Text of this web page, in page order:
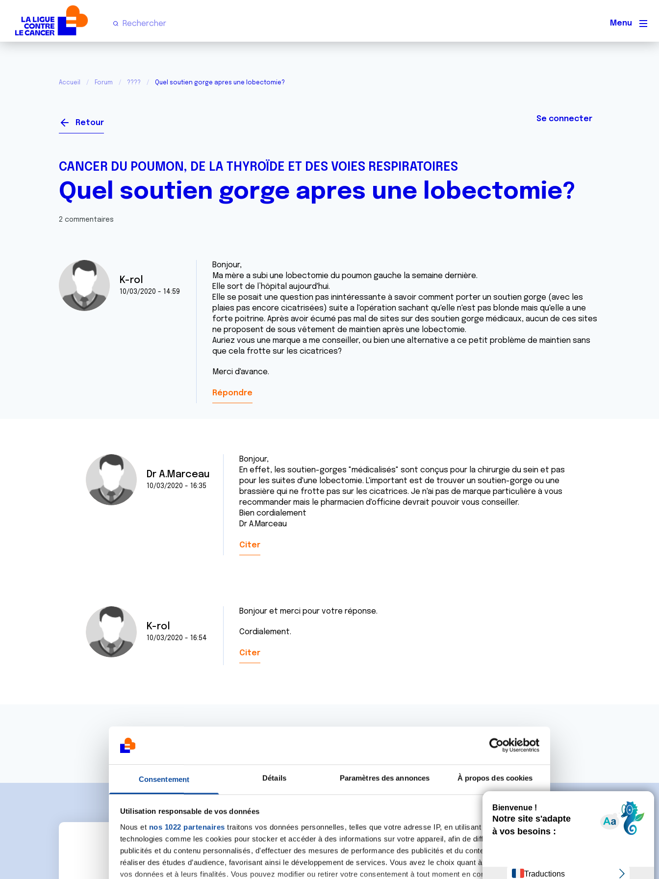
Consentement Détails Paramètres des annonces À propos des cookies
Utilisation responsable de vos données
Nous et nos 1022 partenaires traitons vos données personnelles, telles que votre adresse IP, en utilisant des
technologies comme les cookies pour stocker et accéder à des informations sur votre appareil, afin de diffuser des
publicités et du contenu personnalisés, d'effectuer des mesures de performance des publicités et du contenu, ainsi que de
réaliser des études d’audience, favorisant ainsi le développement de services. Vous avez le choix quant à l'utilisation de
vos données et à leurs finalités. Vous pouvez modifier ou retirer votre consentement à tout moment en consultant la
Menu
Accueil Forum ???? Quel soutien gorge apres une lobectomie?
Retour Se connecter
CANCER DU POUMON, DE LA THYROÏDE ET DES VOIES RESPIRATOIRES
Quel soutien gorge apres une lobectomie?
2 commentaires
K-rol
10/03/2020 - 14:59
Bonjour,
Ma mère a subi une lobectomie du poumon gauche la semaine dernière.
Elle sort de l’hôpital aujourd'hui.
Elle se posait une question pas inintéressante à savoir comment porter un soutien gorge (avec les
plaies pas encore cicatrisées) suite a l'opération sachant qu'elle n'est pas blonde mais qu'elle a une
forte poitrine. Après avoir écumé pas mal de sites sur des soutien gorge médicaux, aucun de ces sites
ne proposent de sous vêtement de maintien après une lobectomie.
Auriez vous une marque a me conseiller, ou bien une alternative a ce petit problème de maintien sans
que cela frotte sur les cicatrices?
Merci d'avance.
Répondre
Dr A.Marceau
10/03/2020 - 16:35
Bonjour,
En effet, les soutien-gorges "médicalisés" sont conçus pour la chirurgie du sein et pas
pour les suites d'une lobectomie. L'important est de trouver un soutien-gorge ou une
brassière qui ne frotte pas sur les cicatrices. Je n'ai pas de marque particulière à vous
recommander mais le pharmacien d'officine devrait pouvoir vous conseiller.
Bien cordialement
Dr A.Marceau
Citer
K-rol
10/03/2020 - 16:54
Bonjour et merci pour votre réponse.
Cordialement.
Citer
Ecrire un commentaire